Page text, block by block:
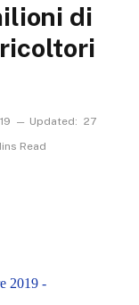
di
Updated: 27
Read
2019 -